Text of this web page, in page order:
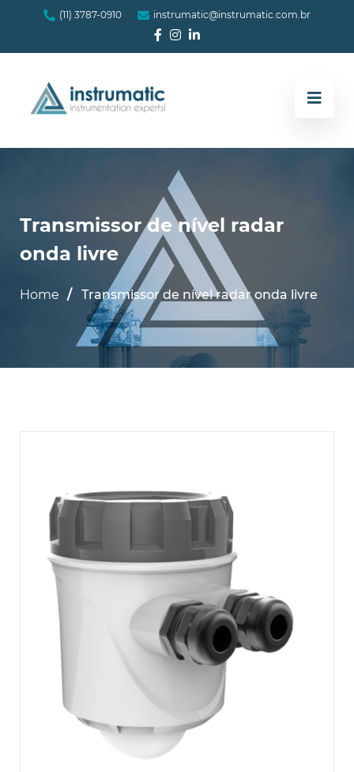
(11) 3787-0910 instrumatic@instrumatic.com.br
Transmissor de nível radar
onda livre
Home Transmissor de nível radar onda livre